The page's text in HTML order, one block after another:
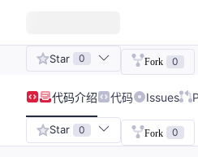
Star 0 Fork 0
代码介绍 代码 Issues
Star 0 Fork 0